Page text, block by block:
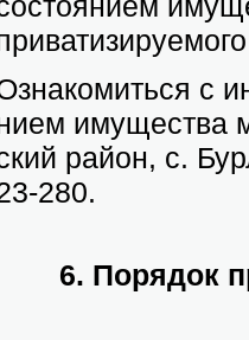
с
иму­ще­ства
рай­он, с.
280.
6. По­ря­док